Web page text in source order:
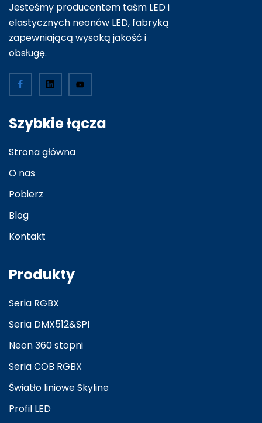
Jesteśmy producentem taśm LED i
elastycznych neonów LED, fabryką
zapewniającą wysoką jakość i
obsługę.
Szybkie łącza
Strona główna
O nas
Pobierz
Blog
Kontakt
Produkty
Seria RGBX
Seria DMX512&SPI
Neon 360 stopni
Seria COB RGBX
Światło liniowe Skyline
Profil LED